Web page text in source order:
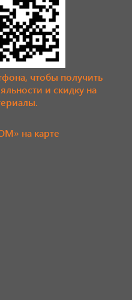
чтобы получить
и скидку на
на карте